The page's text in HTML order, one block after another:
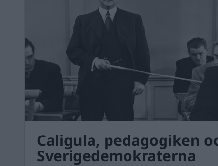
Caligula, pedagogiken
Sverigedemokraterna